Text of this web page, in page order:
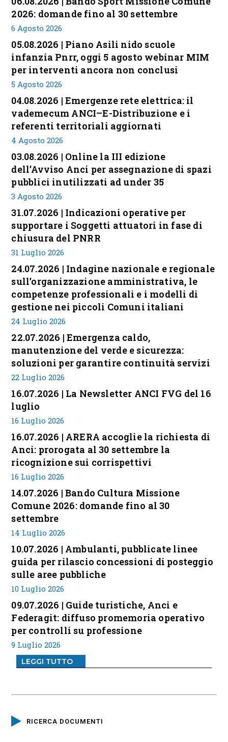
2026: domande fino al 30 settembre
6 Agosto 2026
05.08.2026 | Piano Asili nido scuole
infanzia Pnrr, oggi 5 agosto webinar MIM
per interventi ancora non conclusi
5 Agosto 2026
04.08.2026 | Emergenze rete elettrica: il
vademecum ANCI–E-Distribuzione e i
referenti territoriali aggiornati
4 Agosto 2026
03.08.2026 | Online la III edizione
dell’Avviso Anci per assegnazione di spazi
pubblici inutilizzati ad under 35
3 Agosto 2026
31.07.2026 | Indicazioni operative per
supportare i Soggetti attuatori in fase di
chiusura del PNRR
31 Luglio 2026
24.07.2026 | Indagine nazionale e regionale
sull’organizzazione amministrativa, le
competenze professionali e i modelli di
gestione nei piccoli Comuni italiani
24 Luglio 2026
22.07.2026 | Emergenza caldo,
manutenzione del verde e sicurezza:
soluzioni per garantire continuità servizi
22 Luglio 2026
16.07.2026 | La Newsletter ANCI FVG del 16
luglio
16 Luglio 2026
16.07.2026 | ARERA accoglie la richiesta di
Anci: prorogata al 30 settembre la
ricognizione sui corrispettivi
16 Luglio 2026
14.07.2026 | Bando Cultura Missione
Comune 2026: domande fino al 30
settembre
14 Luglio 2026
10.07.2026 | Ambulanti, pubblicate linee
guida per rilascio concessioni di posteggio
sulle aree pubbliche
10 Luglio 2026
09.07.2026 | Guide turistiche, Anci e
Federagit: diffuso promemoria operativo
per controlli su professione
9 Luglio 2026
LEGGI TUTTO
RICERCA DOCUMENTI